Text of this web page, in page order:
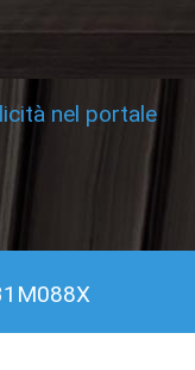
nel portale